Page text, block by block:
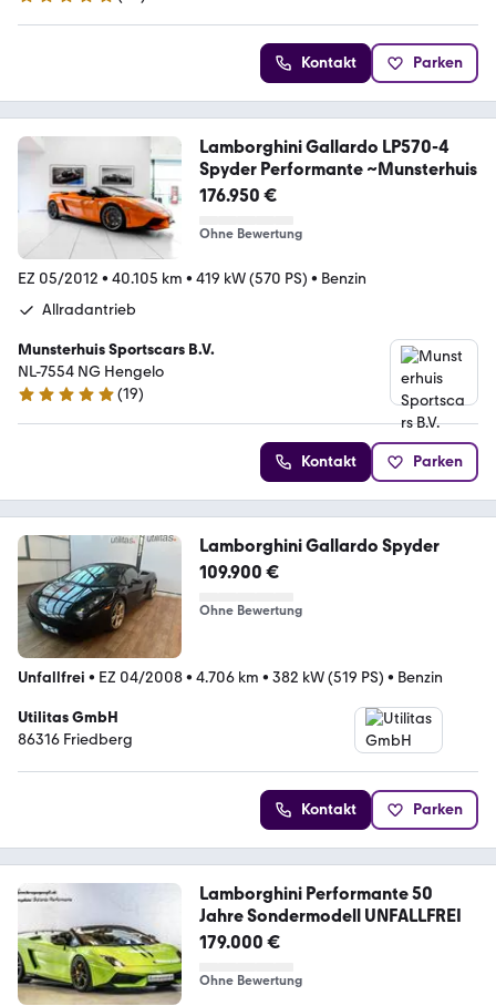
5 Sterne
Kontakt Parken
Lamborghini Gallardo LP570-4
Spyder Performante ~Munsterhuis
176.950 €
Ohne Bewertung
EZ 05/2012 • 40.105 km • 419 kW (570 PS) • Benzin
Allradantrieb
Munsterhuis Sportscars B.V.
NL-7554 NG Hengelo
4.8 Sterne
(19)
Kontakt Parken
Lamborghini Gallardo Spyder
109.900 €
Ohne Bewertung
Unfallfrei • EZ 04/2008• 4.706 km • 382 kW (519 PS) • Benzin
Utilitas GmbH
86316 Friedberg
Kontakt Parken
Lamborghini Performante 50
Jahre Sondermodell UNFALLFREI
179.000 €
Ohne Bewertung